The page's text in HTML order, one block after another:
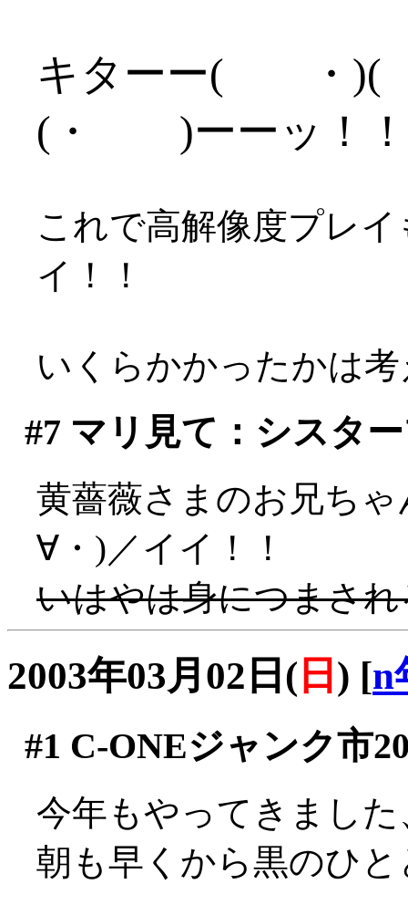
キターー( ・)(
(・ )ーーッ！！
これで高解像度プレ
イ！！
いくらかかったかは
#7 マリ見て：シスタ
黄薔薇さまのお兄ち
∀・)／イイ！！
いはやは身につまさ
2003年03月02日( 日 ) [n
#1 C-ONEジャンク市
今年もやってきまし
朝も早くから黒のひ